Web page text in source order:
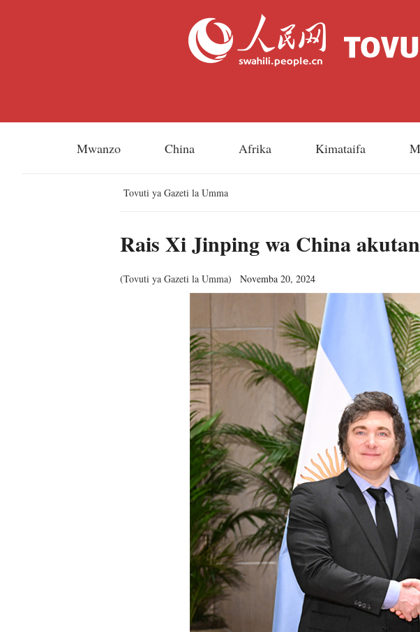
Mwanzo China Afrika Kimataifa
Tovuti ya Gazeti la Umma
Rais Xi Jinping wa China
(Tovuti ya Gazeti la Umma) Novemba 20, 2024